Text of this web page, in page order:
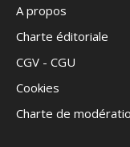
A propos
Charte éditoriale
CGV - CGU
Cookies
Charte de